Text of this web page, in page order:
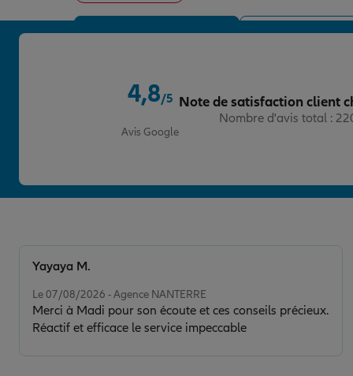
Prendre un RDV Voir
AGENCE BILLANCOURT
63 RUE DE BILLANCOURT
92100 BOULOGNE BILLANCOURT
01 83 90 70 00
Prendre un RDV Voir
AGENCE BOIS-COLOMBES
92270 BOIS COLOMBES
01 47 90 21 80
Fermé actuellement
4,8/5
Avis Google
Note de satisfaction client
Nombre d'avis total :
Le 07/08/2026 - Agence NANTERRE
Merci à Madi pour son écoute et ces conseils précieux.
Réactif et efficace le service impeccable
Yayaya M.